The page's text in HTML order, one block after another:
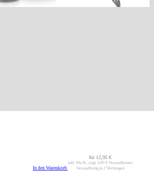
In den Warenkorb
für 12,95 €
inkl. MwSt., zzgl. 4,95 €Versandkosten
Versandfertig in 2 Werktagen